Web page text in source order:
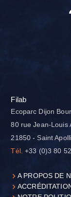
Filab
Ecoparc Dijon
80 rue Jean-Louis
21850 - Saint
Tél. +33 (0)3 80
A PROPOS DE